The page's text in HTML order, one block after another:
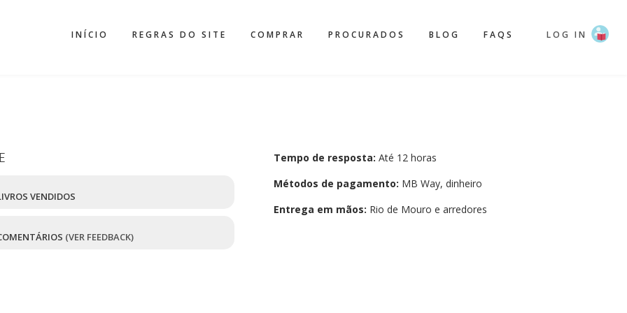
INÍCIO REGRAS DO SITE COMPRAR PROCURADOS BLOG FAQS LOG IN
VENDIDOS
(VER FEEDBACK)
Tempo de resposta: Até 12 horas
Métodos de pagamento: MB Way, dinheiro
Entrega em mãos: Rio de Mouro e arredores